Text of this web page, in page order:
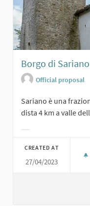
Borgo di Sariano
Official proposal
Sariano è una
dista 4 km a valle
CREATED AT
27/04/2023